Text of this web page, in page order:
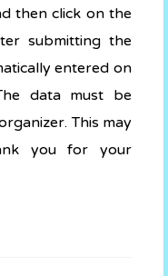
then click on the
submitting the
entered on
data must be
This may
you for your